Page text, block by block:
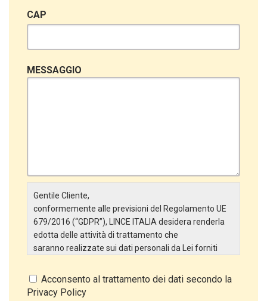
CAP
MESSAGGIO
Gentile Cliente,
conformemente alle previsioni del Regolamento UE
679/2016 (“GDPR”), LINCE ITALIA desidera renderla
edotta delle attività di trattamento che
saranno realizzate sui dati personali da Lei forniti
particolare:
Titolare del Trattamento
Acconsento al trattamento dei dati secondo la
Privacy Policy